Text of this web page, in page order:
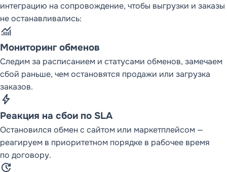
интеграцию на сопровождение, чтобы выгрузки и заказы
не останавливались:
monitoring
Мониторинг обменов
Следим за расписанием и статусами обменов, замечаем
сбой раньше, чем остановятся продажи или загрузка
заказов.
bolt
Реакция на сбои по SLA
Остановился обмен с сайтом или маркетплейсом —
реагируем в приоритетном порядке в рабочее время
по договору.
update